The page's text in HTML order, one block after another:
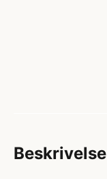
Beskrivelse